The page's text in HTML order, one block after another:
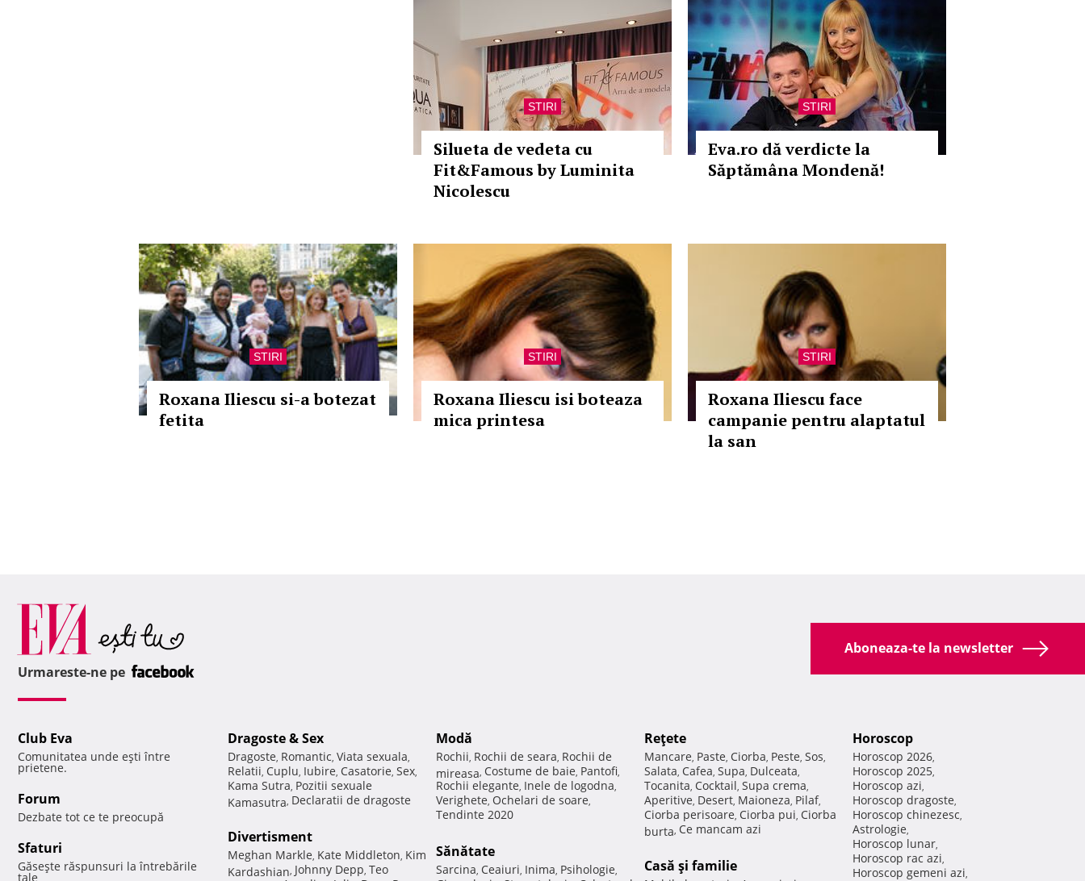
STIRI
Silueta de vedeta cu
Fit&Famous by Luminita
Nicolescu
STIRI
Eva.ro dă verdicte la
Săptămâna Mondenă!
STIRI
Roxana Iliescu si-a botezat
fetita
STIRI
Roxana Iliescu isi boteaza
mica printesa
STIRI
Roxana Iliescu face
campanie pentru alaptatul
la san
Aboneaza-te la newsletter
Urmareste-ne pe
Club Eva
Comunitatea unde eşti între
prietene.
Forum
Dezbate tot ce te preocupă
Sfaturi
Găseşte răspunsuri la întrebările
tale
Dragoste & Sex
Dragoste, Romantic, Viata sexuala,
Relatii, Cuplu, Iubire, Casatorie, Sex,
Kama Sutra, Pozitii sexuale
Kamasutra, Declaratii de dragoste
Divertisment
Meghan Markle, Kate Middleton, Kim
Kardashian, Johnny Depp, Teo
Modă
Rochii, Rochii de seara, Rochii de
mireasa, Costume de baie, Pantofi,
Rochii elegante, Inele de logodna,
Verighete, Ochelari de soare,
Tendinte 2020
Sănătate
Sarcina, Ceaiuri, Inima, Psihologie,
Reţete
Mancare, Paste, Ciorba, Peste, Sos,
Salata, Cafea, Supa, Dulceata,
Tocanita, Cocktail, Supa crema,
Aperitive, Desert, Maioneza, Pilaf,
Ciorba perisoare, Ciorba pui, Ciorba
burta, Ce mancam azi
Casă şi familie
Horoscop
Horoscop 2026,
Horoscop 2025,
Horoscop azi,
Horoscop dragoste,
Horoscop chinezesc,
Astrologie,
Horoscop lunar,
Horoscop rac azi,
Horoscop gemeni azi,